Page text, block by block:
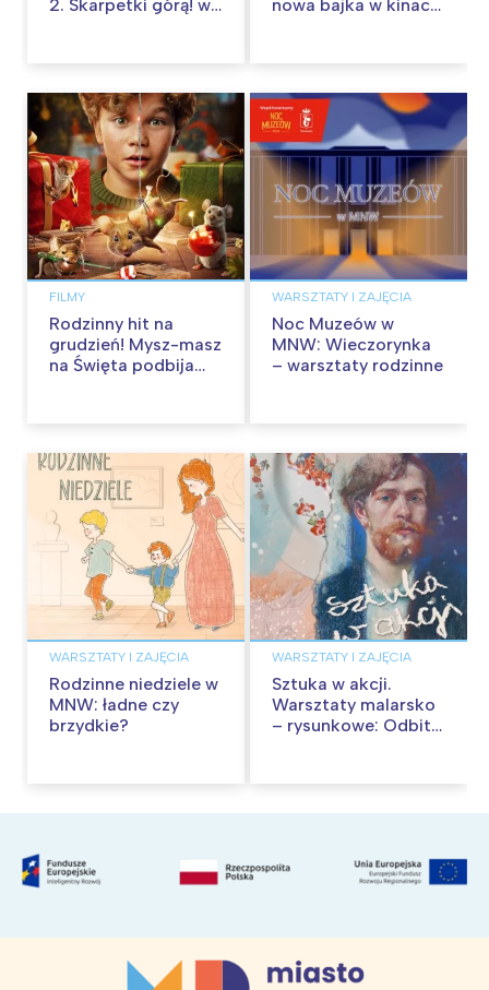
2. Skarpetki górą! w
nowa bajka w kinach
FILMY
Rodzinny hit na
grudzień! Mysz-masz
na Święta podbija
WARSZTATY I ZAJĘCIA
Noc Muzeów w
MNW: Wieczorynka
– warsztaty rodzinne
WARSZTATY I ZAJĘCIA
Rodzinne niedziele w
MNW: ładne czy
brzydkie?
WARSZTATY I ZAJĘCIA
Sztuka w akcji.
Warsztaty malarsko
– rysunkowe: Odbite